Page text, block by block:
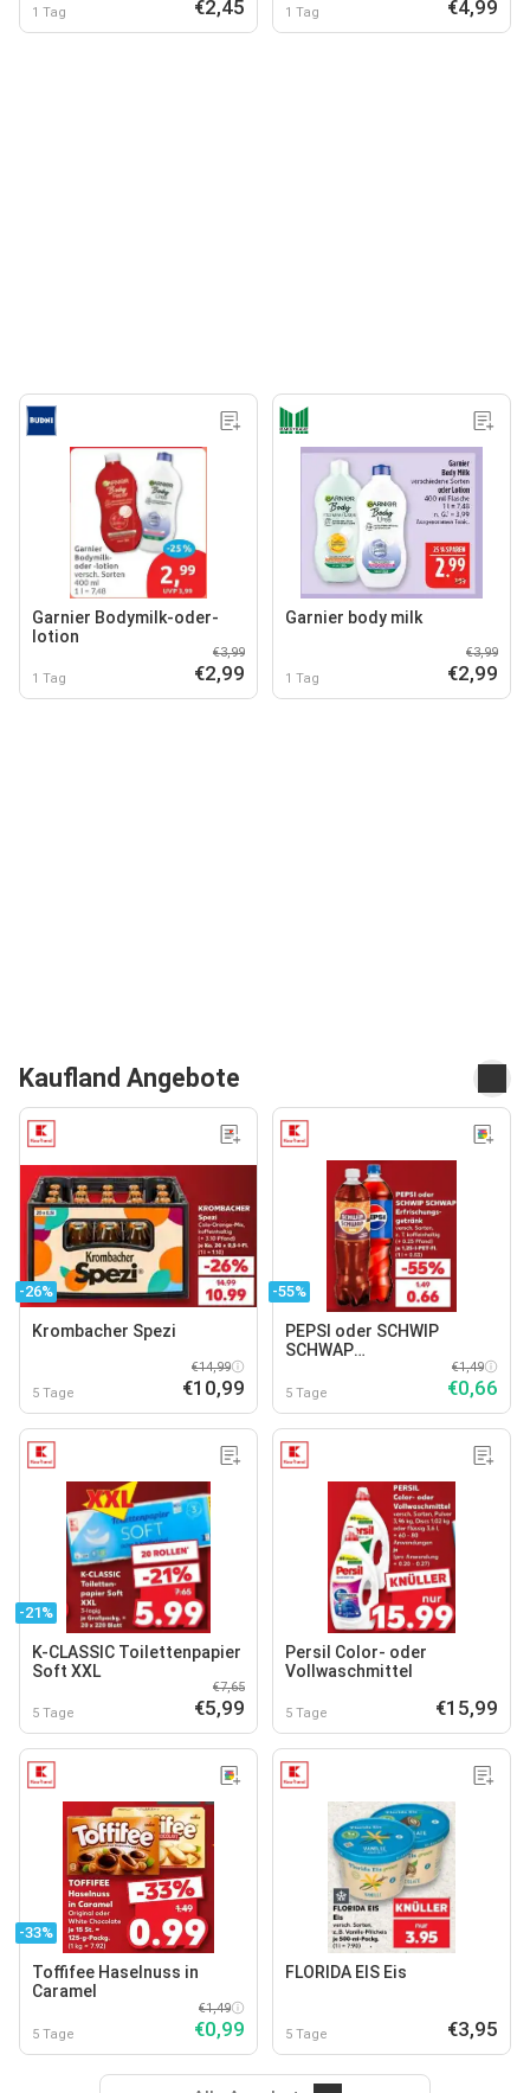
1 Tag €2,45 1 Tag €4,99
Garnier Bodymilk-oder-
lotion
1 Tag
€3,99
€2,99
Garnier body milk
1 Tag
€3,99
€2,99
Kaufland Angebote
-26%
Krombacher Spezi
5 Tage
€14,99
€10,99
-55%
PEPSI oder SCHWIP
SCHWAP
5 Tage
€1,49
€0,66
-21%
K-CLASSIC Toilettenpapier
Soft XXL
5 Tage
€7,65
€5,99
Persil Color- oder
Vollwaschmittel
5 Tage €15,99
-33%
Toffifee Haselnuss in
Caramel
5 Tage
€1,49
€0,99
FLORIDA EIS Eis
5 Tage €3,95